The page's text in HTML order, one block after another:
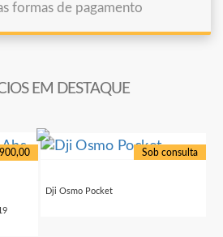
formas de pagamento
EM DESTAQUE
Sob consulta
Dji Osmo Pocket